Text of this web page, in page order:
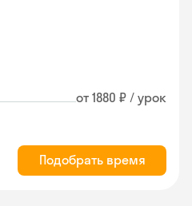
от 1880 ₽ / урок
Подобрать время